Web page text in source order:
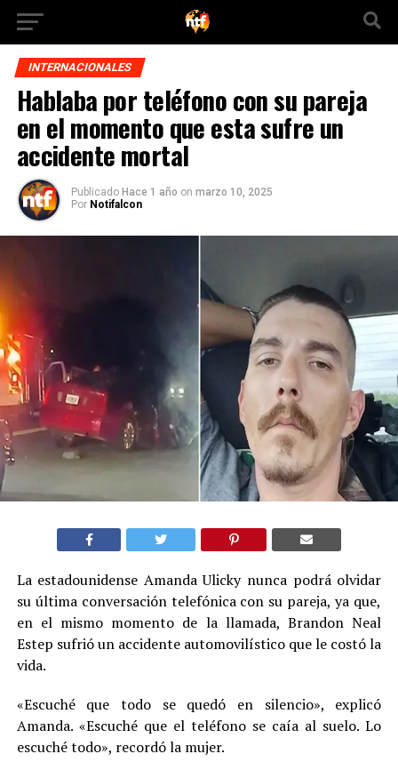
INTERNACIONALES
Hablaba por teléfono con su pareja
en el momento que esta sufre un
accidente mortal
Publicado Hace 1 año on marzo 10, 2025
Por Notifalcon
La estadounidense Amanda Ulicky nunca podrá olvidar
su última conversación telefónica con su pareja, ya que,
en el mismo momento de la llamada, Brandon Neal
Estep sufrió un accidente automovilístico que le costó la
vida.
«Escuché que todo se quedó en silencio», explicó
Amanda. «Escuché que el teléfono se caía al suelo. Lo
escuché todo», recordó la mujer.